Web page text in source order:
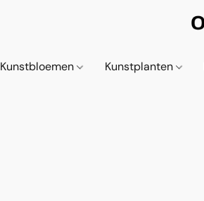
Kunstbloemen Kunstplanten